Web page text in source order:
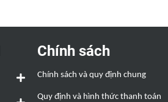
Chính sách
Chính sách và quy định chung
Quy định và hình thức thanh toán